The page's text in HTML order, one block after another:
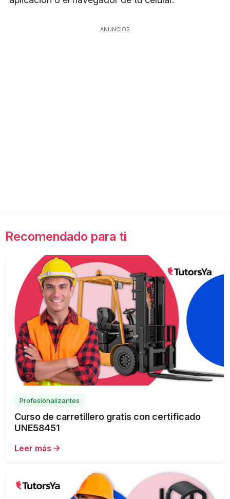
ANUNCIOS
Recomendado para ti
Profesionalizantes
Curso de carretillero gratis con certificado
UNE58451
Leer más